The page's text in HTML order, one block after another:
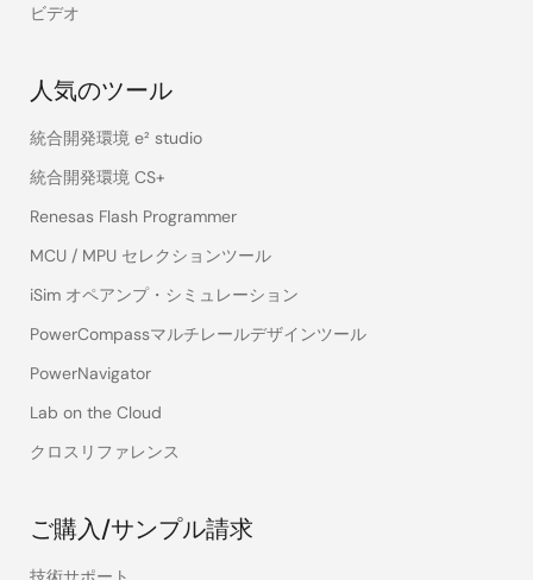
ビデオ
人気のツール
統合開発環境 e² studio
統合開発環境 CS+
Renesas Flash Programmer
MCU / MPU セレクションツール
iSim オペアンプ・シミュレーション
PowerCompassマルチレールデザインツール
PowerNavigator
Lab on the Cloud
クロスリファレンス
ご購入/サンプル請求